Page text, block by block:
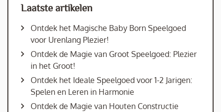
Laatste artikelen
Ontdek het Magische Baby Born Speelgoed
voor Urenlang Plezier!
Ontdek de Magie van Groot Speelgoed: Plezier
in het Groot!
Ontdek het Ideale Speelgoed voor 1-2 Jarigen:
Spelen en Leren in Harmonie
Ontdek de Magie van Houten Constructie